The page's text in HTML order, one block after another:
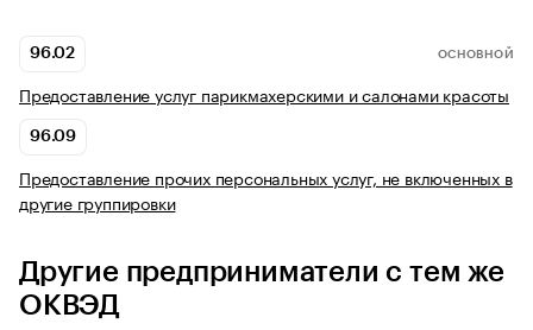
96.02 ОСНОВНОЙ
Предоставление услуг парикмахерскими и салонами красоты
96.09
Предоставление прочих персональных услуг, не включенных в
другие группировки
Другие предприниматели с тем же
ОКВЭД